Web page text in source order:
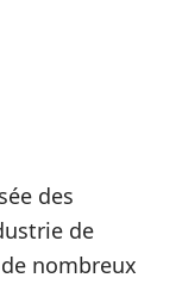
des
de
nombreux